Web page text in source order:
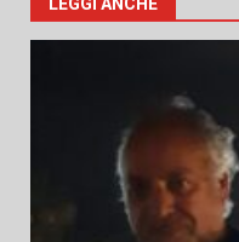
LEGGI ANCHE